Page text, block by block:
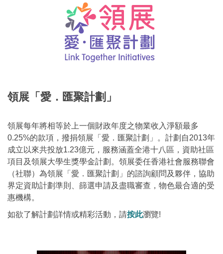
領展「愛．匯聚計劃」
領展每年將相等於上一個財政年度之物業收入淨額最多
0.25%的款項，撥捐領展「愛．匯聚計劃」。計劃自2013年
成立以來共投放1.23億元，服務涵蓋全港十八區，資助社區
項目及領展大學生獎學金計劃。領展委任香港社會服務聯會
（社聯）為領展「愛．匯聚計劃」的諮詢顧問及夥伴，協助
界定資助計劃準則、篩選申請及盡職審查，物色最合適的受
惠機構。
如欲了解計劃詳情或精彩活動，請按此瀏覽!